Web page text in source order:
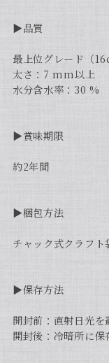
▶︎品質
最上位グレード（
太さ：7 mm以上
水分含水率：30 %
▶︎賞味期限
約2年間
▶︎梱包方法
チャック式クラフト
▶︎保存方法
開封前：直射日光
開封後：冷暗所に保